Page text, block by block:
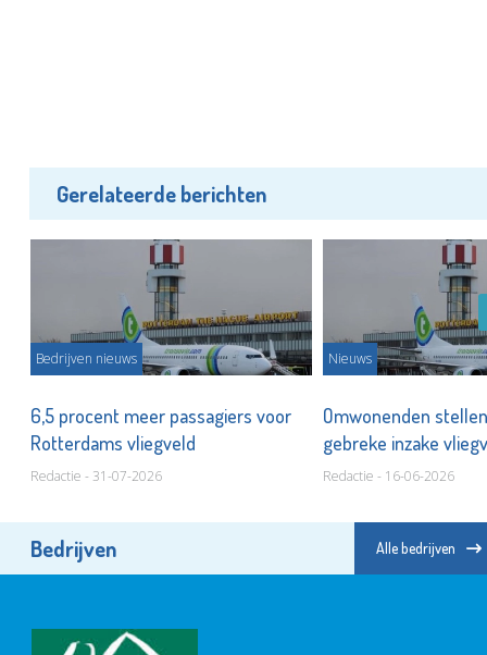
Gerelateerde berichten
Bedrijven nieuws
6,5 procent meer passagiers voor
Rotterdams vliegveld
Redactie - 31-07-2026
Nieuws
Omwonenden
gebreke inzake
Redactie - 16-06-2026
Bedrijven Alle bedrijven